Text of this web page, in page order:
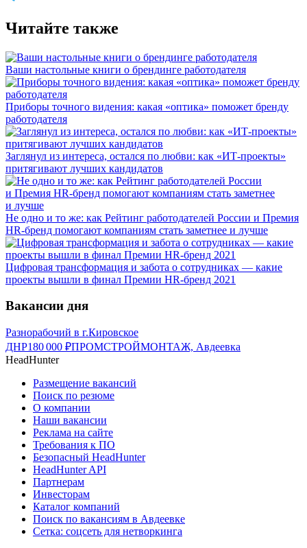
Читайте также
Ваши настольные книги о брендинге работодателя
Приборы точного видения: какая «оптика» поможет бренду
работодателя
Заглянул из интереса, остался по любви: как «ИТ-проекты»
притягивают лучших кандидатов
Не одно и то же: как Рейтинг работодателей России и Премия
HR-бренд помогают компаниям стать заметнее и лучше
Цифровая трансформация и забота о сотрудниках — какие
проекты вышли в финал Премии HR-бренд 2021
Вакансии дня
Разнорабочий в г.Кировское
ДНР180 000 ₽ПРОМСТРОЙМОНТАЖ, Авдеевка
HeadHunter
Размещение вакансий
Поиск по резюме
О компании
Наши вакансии
Реклама на сайте
Требования к ПО
Безопасный HeadHunter
HeadHunter API
Партнерам
Инвесторам
Каталог компаний
Поиск по вакансиям в Авдеевке
Сетка: соцсеть для нетворкинга